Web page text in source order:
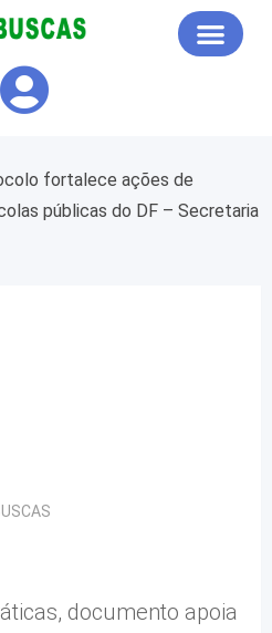
fortalece ações de
públicas do DF – Secretaria
documento apoia